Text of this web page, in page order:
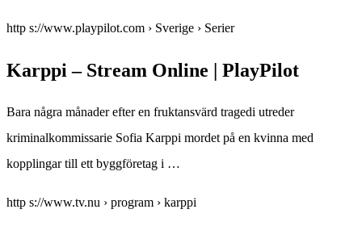
http s://www.playpilot.com › Sverige › Serier
Karppi – Stream Online | PlayPilot
Bara några månader efter en fruktansvärd tragedi utreder
kriminalkommissarie Sofia Karppi mordet på en kvinna med
kopplingar till ett byggföretag i …
http s://www.tv.nu › program › karppi